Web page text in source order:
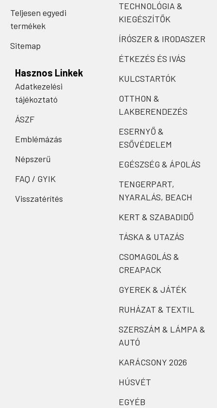
Teljesen egyedi
termékek
Sitemap
Hasznos Linkek
Adatkezelési
tájékoztató
ÁSZF
Emblémázás
Népszerű
FAQ / GYIK
Visszatérítés
TECHNOLÓGIA &
KIEGÉSZÍTŐK
ÍRÓSZER & IRODASZER
ÉTKEZÉS ÉS IVÁS
KULCSTARTÓK
OTTHON &
LAKBERENDEZÉS
ESERNYŐ &
ESŐVÉDELEM
EGÉSZSÉG & ÁPOLÁS
TENGERPART,
NYARALÁS, BEACH
KERT & SZABADIDŐ
TÁSKA & UTAZÁS
CSOMAGOLÁS &
CREAPACK
GYEREK & JÁTÉK
RUHÁZAT & TEXTIL
SZERSZÁM & LÁMPA &
AUTÓ
KARÁCSONY 2026
HÚSVÉT
EGYÉB